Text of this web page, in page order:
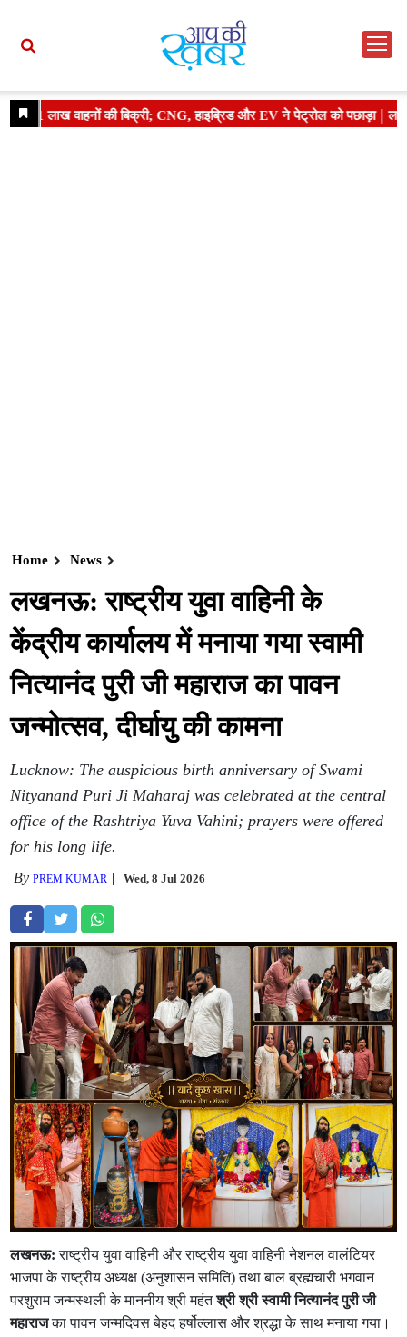
Home News
लखनऊ: राष्ट्रीय युवा वाहिनी के
केंद्रीय कार्यालय में मनाया गया स्वामी
नित्यानंद पुरी जी महाराज का पावन
जन्मोत्सव, दीर्घायु की कामना
Lucknow: The auspicious birth anniversary of Swami
Nityanand Puri Ji Maharaj was celebrated at the central
office of the Rashtriya Yuva Vahini; prayers were offered
for his long life.
ByPREM KUMAR Wed, 8 Jul 2026
लखनऊ: राष्ट्रीय युवा वाहिनी और राष्ट्रीय युवा वाहिनी नेशनल वालंटियर
भाजपा के राष्ट्रीय अध्यक्ष (अनुशासन समिति) तथा बाल ब्रह्मचारी भगवान
परशुराम जन्मस्थली के माननीय श्री महंतश्री श्री स्वामी नित्यानंद पुरी जी
महाराजका पावन जन्मदिवस बेहद हर्षोल्लास और श्रद्धा के साथ मनाया गया।